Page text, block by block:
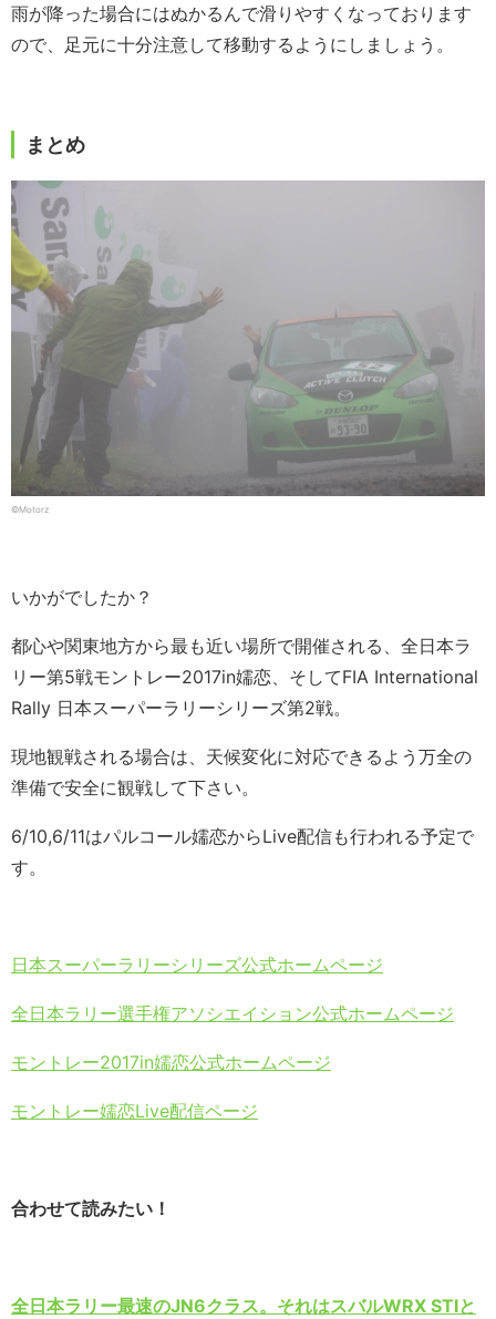
雨が降った場合にはぬかるんで滑りやすくなっております
ので、足元に十分注意して移動するようにしましょう。
まとめ
©️Motorz
いかがでしたか？
都心や関東地方から最も近い場所で開催される、全日本ラ
リー第5戦モントレー2017in嬬恋、そしてFIA International
Rally 日本スーパーラリーシリーズ第2戦。
現地観戦される場合は、天候変化に対応できるよう万全の
準備で安全に観戦して下さい。
6/10,6/11はパルコール嬬恋からLive配信も行われる予定で
す。
日本スーパーラリーシリーズ公式ホームページ
全日本ラリー選手権アソシエイション公式ホームページ
モントレー2017in嬬恋公式ホームページ
モントレー嬬恋Live配信ページ
合わせて読みたい！
全日本ラリー最速のJN6クラス。それはスバルWRX STIと